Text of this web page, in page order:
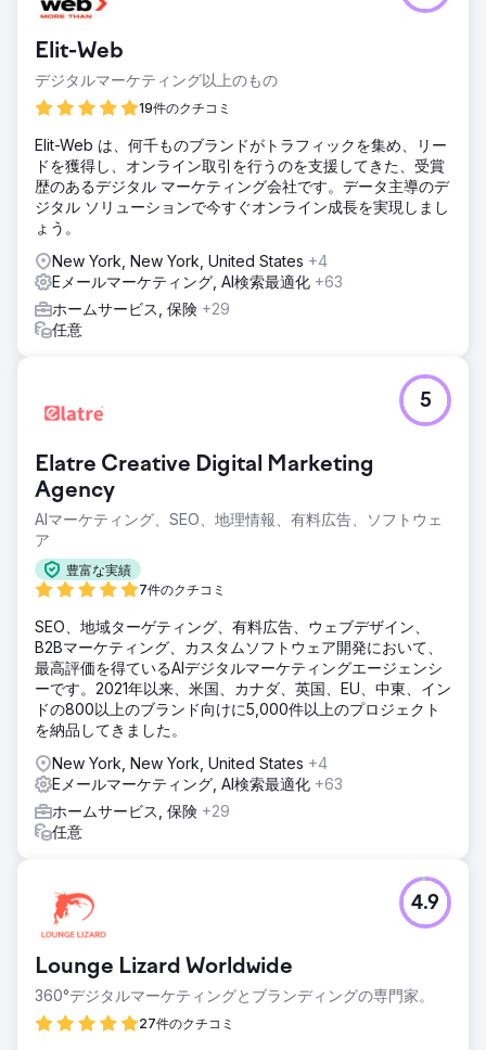
Elit-Web
デジタルマーケティング以上のもの
19件のクチコミ
Elit-Web は、何千ものブランドがトラフィックを集め、リー
ドを獲得し、オンライン取引を行うのを支援してきた、受賞
歴のあるデジタル マーケティング会社です。データ主導のデ
ジタル ソリューションで今すぐオンライン成長を実現しまし
ょう。
New York, New York, United States +4
Eメールマーケティング, AI検索最適化 +63
ホームサービス, 保険 +29
任意
Elatre Creative Digital Marketing
Agency
AIマーケティング、SEO、地理情報、有料広告、ソフトウェ
ア
豊富な実績
7件のクチコミ
5
SEO、地域ターゲティング、有料広告、ウェブデザイン、
B2Bマーケティング、カスタムソフトウェア開発において、
最高評価を得ているAIデジタルマーケティングエージェンシ
ーです。2021年以来、米国、カナダ、英国、EU、中東、イン
ドの800以上のブランド向けに5,000件以上のプロジェクト
を納品してきました。
New York, New York, United States +4
Eメールマーケティング, AI検索最適化 +63
ホームサービス, 保険 +29
任意
Lounge Lizard Worldwide
360°デジタルマーケティングとブランディングの専門家。
27件のクチコミ
4.9